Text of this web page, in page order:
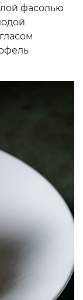
фасолью